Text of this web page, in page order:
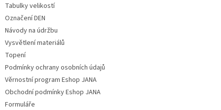
Tabulky velikostí
Označení DEN
Návody na údržbu
Vysvětlení materiálů
Topení
Podmínky ochrany osobních údajů
Věrnostní program Eshop JANA
Obchodní podmínky Eshop JANA
Formuláře